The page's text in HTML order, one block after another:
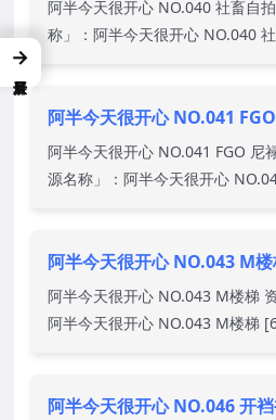
阿半今天很开心 NO.040 社畜自
称」：阿半今天很开心 NO.040
阿半今天很开心 NO.041
阿半今天很开心 NO.041 FGO 尼
源名称」：阿半今天很开心
阿半今天很开心 NO.043 M
阿半今天很开心 NO.043 M楼梯
阿半今天很开心 NO.043 M楼梯
阿半今天很开心 NO.046 开
→